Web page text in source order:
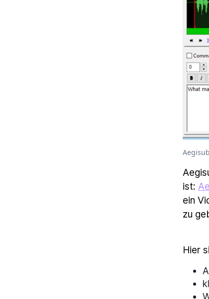
ist:
ein
zu
Hier